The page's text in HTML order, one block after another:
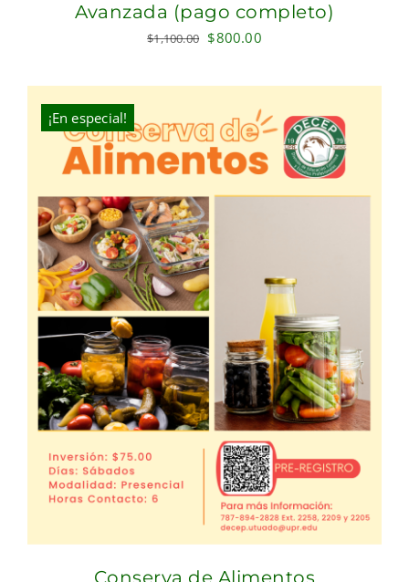
Avanzada (pago completo)
$1,100.00 Original
was:
$1,100.00.
$800.00Current
is:
$800.00.
¡En especial!
Conserva de Alimentos